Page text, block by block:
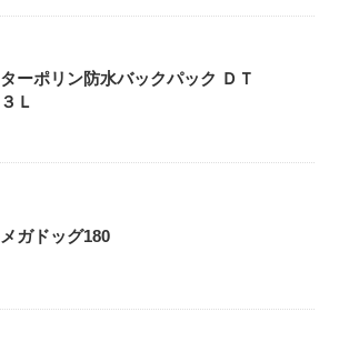
ターポリン防水バックパック ＤＴ
３Ｌ
メガドッグ180